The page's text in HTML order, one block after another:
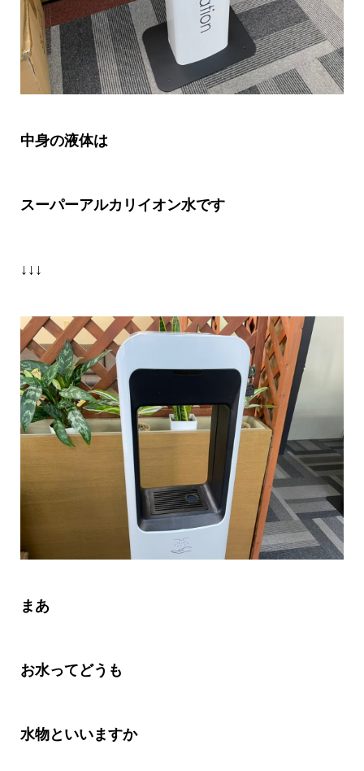
中身の液体は
スーパーアルカリイオン水です
↓↓↓
まあ
お水ってどうも
水物といいますか